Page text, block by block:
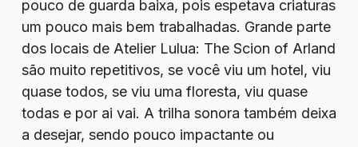
pouco de guarda baixa, pois espetava criaturas
um pouco mais bem trabalhadas. Grande parte
dos locais de Atelier Lulua: The Scion of Arland
são muito repetitivos, se você viu um hotel, viu
quase todos, se viu uma floresta, viu quase
todas e por ai vai. A trilha sonora também deixa
a desejar, sendo pouco impactante ou